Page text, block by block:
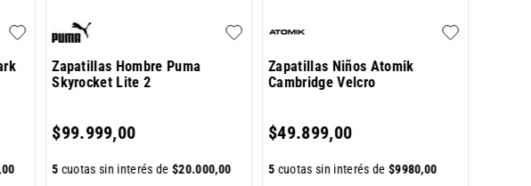
,00
Zapatillas Hombre Puma
Skyrocket Lite 2
$99.999,00
5 cuotas sin interés de$20.000,00
Zapatillas Niños Atomik
Cambridge Velcro
$49.899,00
5 cuotas sin interés de$9980,00